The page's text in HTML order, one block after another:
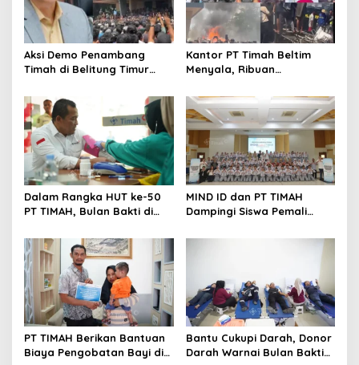
Aksi Demo Penambang
Timah di Belitung Timur
XII DPR Bambang Patijaya
Dorong Perpres Segera
Diterbitkan
Kantor PT Timah Beltim
Menyala, Ribuan
Pemerintah Jangan Tutup
Mata
Dalam Rangka HUT ke-50
PT TIMAH, Bulan Bakti di
Massal, Donor Darah, dan
Layanan Kesehatan Gratis
MIND ID dan PT TIMAH
Dampingi Siswa Pemali
PT TIMAH Berikan Bantuan
Biaya Pengobatan Bayi di
Bantu Cukupi Darah, Donor
Darah Warnai Bulan Bakti